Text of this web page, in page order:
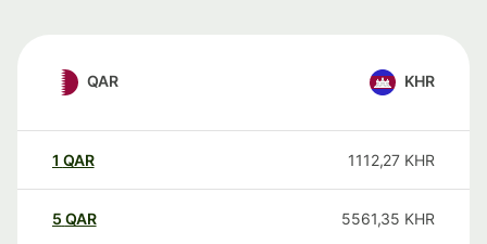
QAR KHR
1 QAR 1112,27 KHR
5 QAR 5561,35 KHR